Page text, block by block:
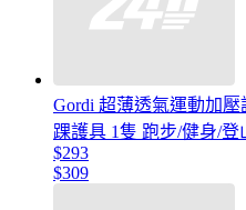
Gordi 超薄透氣運動加
踝護具 1隻 跑步/健身/登
$293
$309